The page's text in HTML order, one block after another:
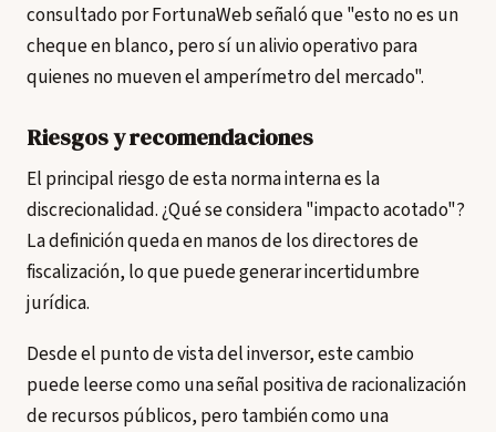
consultado por FortunaWeb señaló que "esto no es un
cheque en blanco, pero sí un alivio operativo para
quienes no mueven el amperímetro del mercado".
Riesgos y recomendaciones
El principal riesgo de esta norma interna es la
discrecionalidad. ¿Qué se considera "impacto acotado"?
La definición queda en manos de los directores de
fiscalización, lo que puede generar incertidumbre
jurídica.
Desde el punto de vista del inversor, este cambio
puede leerse como una señal positiva de racionalización
de recursos públicos, pero también como una